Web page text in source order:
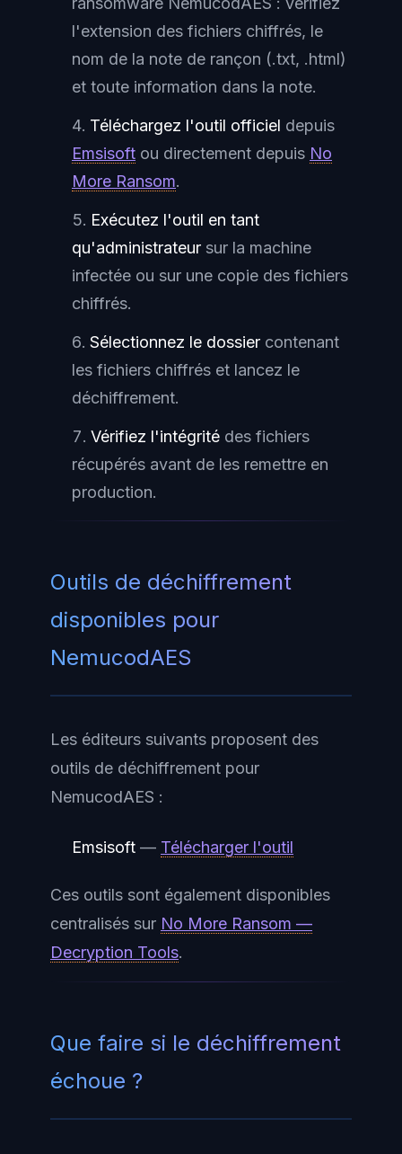
l'extension des fichiers chiffrés, le
nom de la note de rançon (.txt, .html)
et toute information dans la note.
Téléchargez l'outil officiel depuis
Emsisoft ou directement depuis No
More Ransom.
Exécutez l'outil en tant
qu'administrateur sur la machine
infectée ou sur une copie des fichiers
chiffrés.
Sélectionnez le dossier contenant
les fichiers chiffrés et lancez le
déchiffrement.
Vérifiez l'intégrité des fichiers
récupérés avant de les remettre en
production.
Outils de déchiffrement
disponibles pour
NemucodAES
Les éditeurs suivants proposent des
outils de déchiffrement pour
NemucodAES :
Emsisoft — Télécharger l'outil
Ces outils sont également disponibles
centralisés sur No More Ransom —
Decryption Tools.
Que faire si le déchiffrement
échoue ?